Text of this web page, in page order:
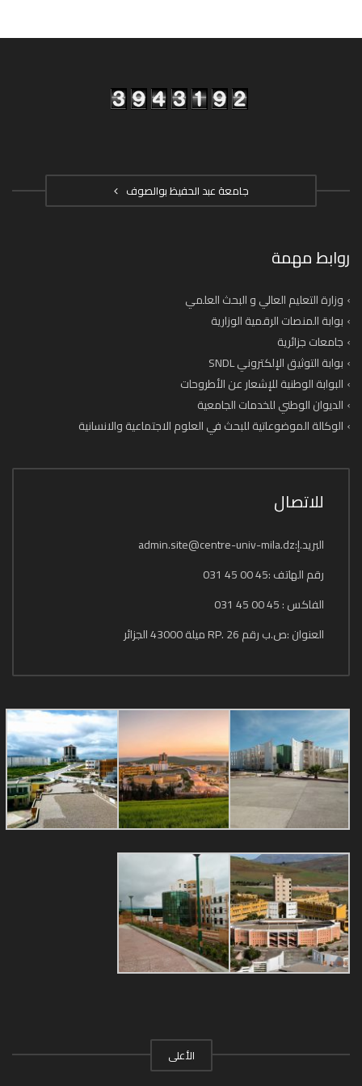
جامعة عبد الحفيظ بوالصوف
روابط مهمة
وزارة التعليم العالي و البحث العلمي
بوابة المنصات الرقمية الوزارية
جامعات جزائرية
بوابة التوثيق الإلكتروني SNDL
البوابة الوطنية للإشعار عن الأطروحات
الديوان الوطني للخدمات الجامعية
الوكالة الموضوعاتية للبحث في العلوم الاجتماعية والانسانية
للاتصال
البريد.إ:admin.site@centre-univ-mila.dz
رقم الهاتف :45 00 45 031
الفاكس : 45 00 45 031
العنوان :ص.ب رقم 26 .RP ميلة 43000 الجزائر
الأعلى